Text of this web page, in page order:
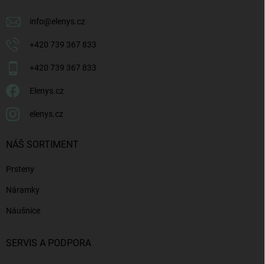
info@elenys.cz
+420 739 367 833
+420 739 367 833
Elenys.cz
elenys.cz
NÁŠ SORTIMENT
Prsteny
Náramky
Náušnice
SERVIS A PODPORA